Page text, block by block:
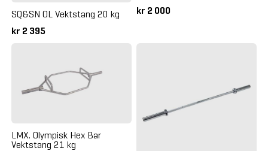
SQ&SN OL Vektstang 20 kg
kr 2 395
kr 2 000
LMX. Olympisk Hex Bar
Vektstang 21 kg